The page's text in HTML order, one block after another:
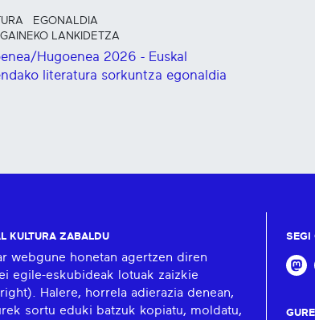
EGONALDIA
LANKIDETZA
Hugoenea 2026 - Euskal
literatura sorkuntza egonaldia
KULTURA ZABALDU
webgune honetan agertzen diren
egile-eskubideak lotuak zaizkie
Halere, horrela adierazia denean,
sortu eduki batzuk kopiatu, moldatu,
SEGI